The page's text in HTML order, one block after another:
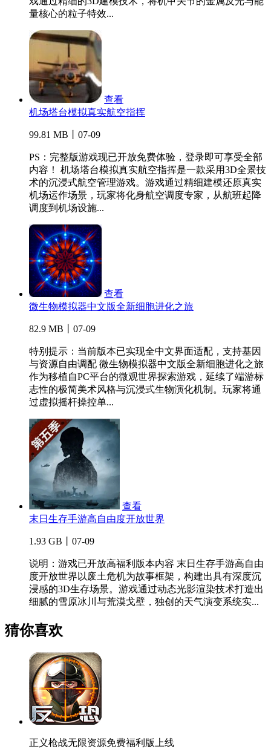
量核心的粒子特效...
查看
机场塔台模拟真实航空指挥
99.81 MB丨07-09
PS：完整版游戏现已开放免费体验，登录即可享受全部
内容！ 机场塔台模拟真实航空指挥是一款采用3D全景技
术的沉浸式航空管理游戏。游戏通过精细建模还原真实
机场运作场景，玩家将化身航空调度专家，从航班起降
调度到机场设施...
查看
微生物模拟器中文版全新细胞进化之旅
82.9 MB丨07-09
特别提示：当前版本已实现全中文界面适配，支持基因
与资源自由调配 微生物模拟器中文版全新细胞进化之旅
作为移植自PC平台的微观世界探索游戏，延续了端游标
志性的极简美术风格与沉浸式生物演化机制。玩家将通
过虚拟摇杆操控单...
查看
末日生存手游高自由度开放世界
1.93 GB丨07-09
说明：游戏已开放高福利版本内容 末日生存手游高自由
度开放世界以废土危机为故事框架，构建出具有深度沉
浸感的3D生存场景。游戏通过动态光影渲染技术打造出
细腻的雪原冰川与荒漠戈壁，独创的天气演变系统实...
猜你喜欢
正义枪战无限资源免费福利版上线